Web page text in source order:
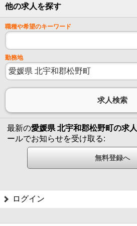
他の求人を探す
職種や希望のキーワード
勤務地
最新の愛媛県 北宇和郡松野町の求人
ールでお知らせを受け取る:
ログイン